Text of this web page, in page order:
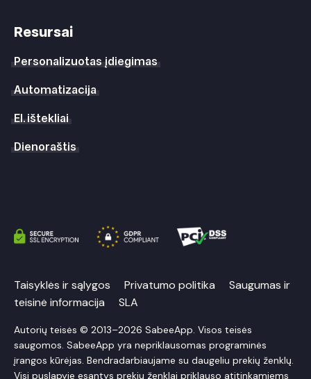
Resursai
Personalizuotas įdiegimas
Automatizacija
El. ištekliai
Dienoraštis
Taisyklės ir sąlygos Privatumo politika
Saugumas ir
teisinė informacija
SLA
Autorių teisės © 2013–2026 SabeeApp. Visos teisės
saugomos. SabeeApp yra nepriklausomas programinės
įrangos kūrėjas. Bendradarbiaujame su daugeliu prekių ženklų.
Visi puslapyje esantys prekių ženklai priklauso atitinkamiems